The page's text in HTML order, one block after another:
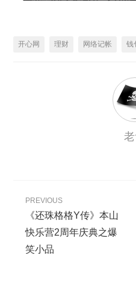
开心网 理财 网络记帐 钱
PREVIOUS
《还珠格格Y传》本山
快乐营2周年庆典之爆
笑小品